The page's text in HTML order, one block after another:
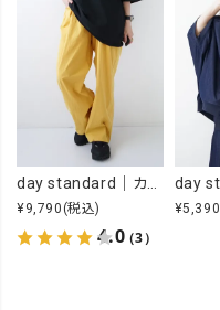
¥9,790 (税込)
4.0（3）
¥5,390